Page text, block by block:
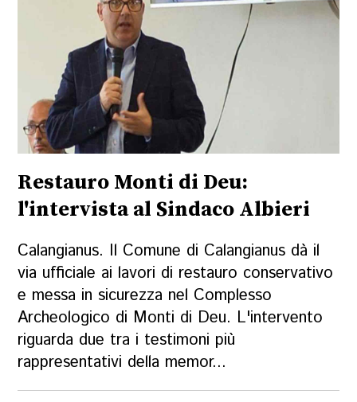
Restauro Monti di Deu:
l'intervista al Sindaco Albieri
Calangianus. Il Comune di Calangianus dà il
via ufficiale ai lavori di restauro conservativo
e messa in sicurezza nel Complesso
Archeologico di Monti di Deu. L'intervento
riguarda due tra i testimoni più
rappresentativi della memor...